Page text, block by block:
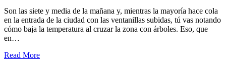
Son las siete y media de la mañana y, mientras la mayoría hace cola
en la entrada de la ciudad con las ventanillas subidas, tú vas notando
cómo baja la temperatura al cruzar la zona con árboles. Eso, que
en…
Read More